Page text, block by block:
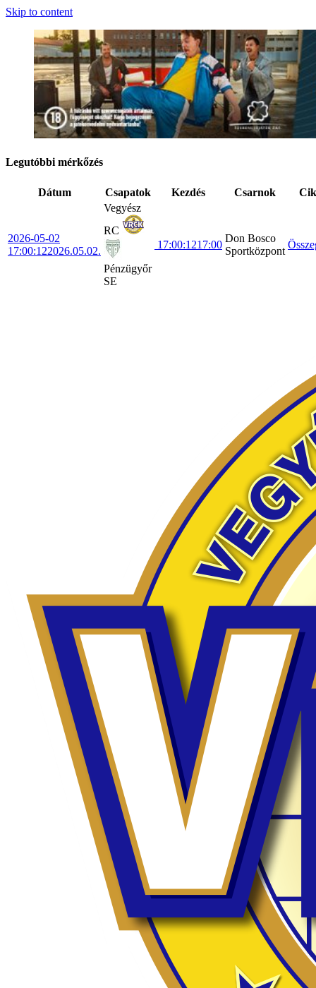
Skip to content
Legutóbbi mérkőzés
Dátum Csapatok Kezdés Csarnok
2026-05-02
17:00:122026.05.02.
Vegyész
RC
Pénzügyőr
SE
17:00:1217:00
Don Bosco
Sportközpont